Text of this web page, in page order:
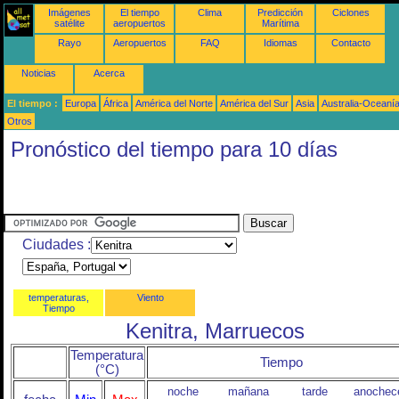
Imágenes
satélite
El tiempo
aeropuertos
Clima
Predicción
Marítima
Ciclones
Rayo Aeropuertos FAQ Idiomas Contacto
Noticias Acerca
El tiempo : Europa África América del Norte América del Sur Asia
Australia-Oceanía
Otros
Pronóstico del tiempo para 10 días
Ciudades :
temperaturas,
Tiempo
Viento
Kenitra, Marruecos
Temperatura
(°C)
Tiempo
noche mañana tarde